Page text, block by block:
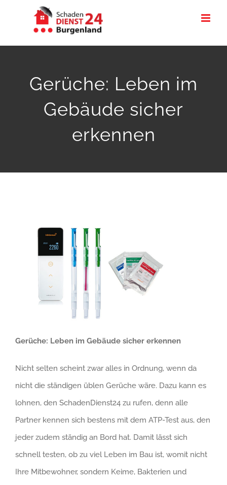
Gerüche: Leben im
Gebäude sicher
erkennen
Gerüche: Leben im Gebäude sicher erkennen
Nicht selten scheint zwar alles in Ordnung, wenn da
nicht die ständigen üblen Gerüche wäre. Dazu kann es
lohnen, den SchadenDienst24 zu rufen, denn alle
Partner kennen sich bestens mit dem ATP-Test aus, den
jeder zudem ständig an Bord hat. Damit lässt sich
schnell testen, ob zu viel Leben im Bau ist, womit nicht
Ihre Mitbewohner, sondern Keime, Bakterien und